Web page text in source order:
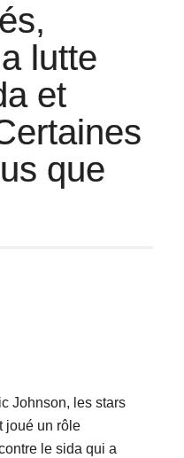
lutte
et
que
Johnson, les stars
joué un rôle
le sida qui a